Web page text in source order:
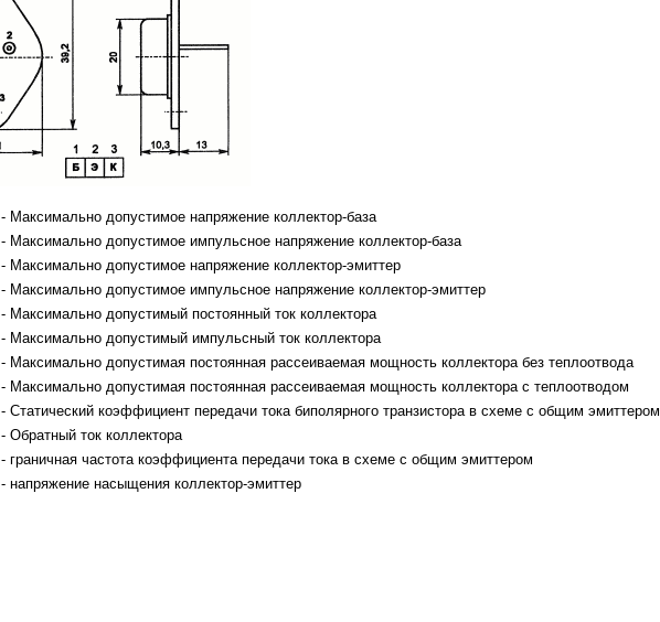
- Максимально допустимое напряжение коллектор-база
- Максимально допустимое импульсное напряжение коллектор-база
- Максимально допустимое напряжение коллектор-эмиттер
- Максимально допустимое импульсное напряжение коллектор-эмиттер
- Максимально допустимый постоянный ток коллектора
- Максимально допустимый импульсный ток коллектора
- Максимально допустимая постоянная рассеиваемая мощность коллектора без теплоотвода
- Максимально допустимая постоянная рассеиваемая мощность коллектора с теплоотводом
- Статический коэффициент передачи тока биполярного транзистора в схеме с общим эмиттером
- Обратный ток коллектора
- граничная частота коэффициента передачи тока в схеме с общим эмиттером
- напряжение насыщения коллектор-эмиттер